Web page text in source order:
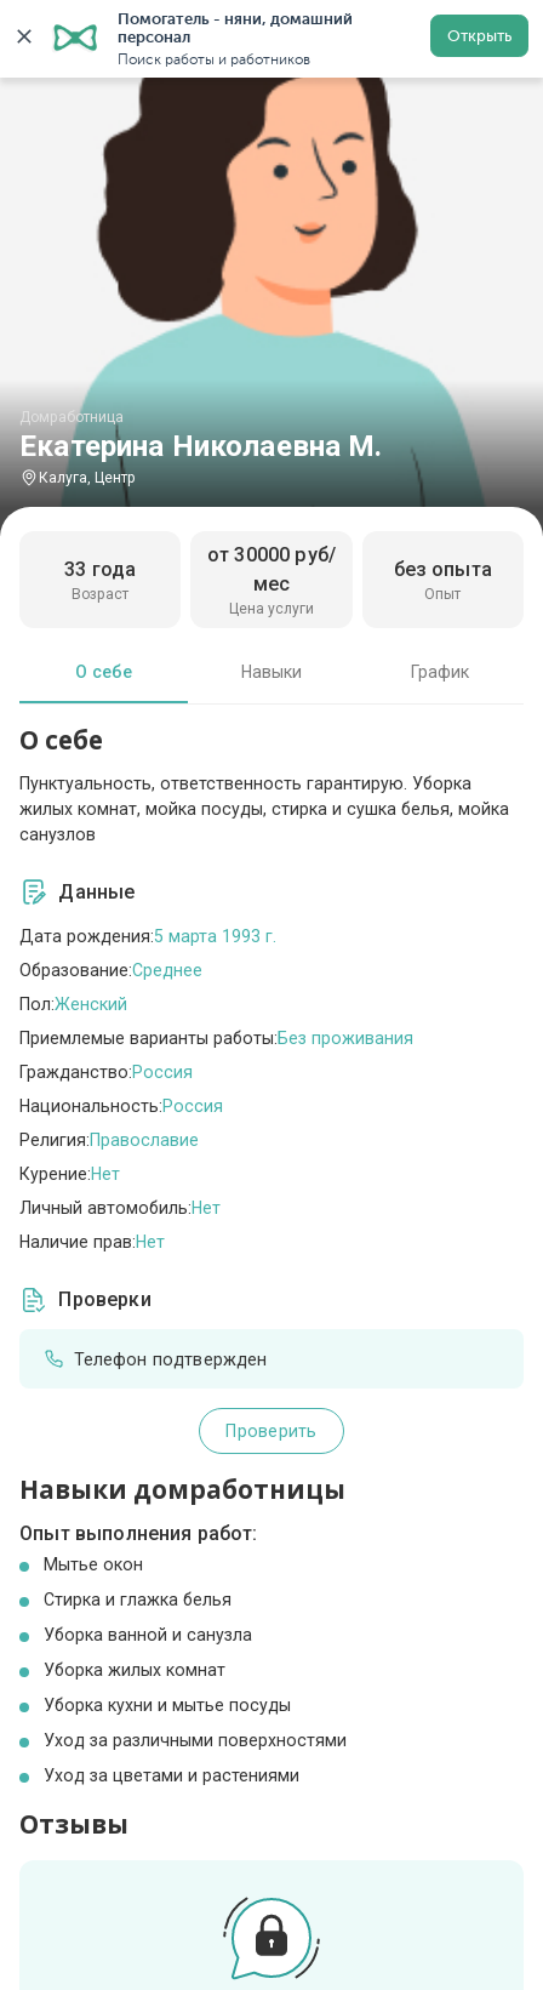
Помогатель - няни, домашний
персонал
Поиск работы и работников
Открыть
Главная Домработницы Домработницы в Калуге
Екатерина Николаевна М.
Домработница
Калуга, Центр
Возраст
33 года
Цена услуги
от 30000 руб/
мес
Опыт
без опыта
О себе Навыки График
О себе
Пунктуальность, ответственность гарантирую. Уборка
жилых комнат, мойка посуды, стирка и сушка белья, мойка
санузлов
Данные
Дата рождения:5 марта 1993 г.
Образование:Среднее
Пол:Женский
Приемлемые варианты работы:Без проживания
Гражданство:Россия
Национальность:Россия
Религия:Православие
Курение:Нет
Личный автомобиль:Нет
Наличие прав:Нет
Проверки
Телефон подтвержден
Проверить
Навыки домработницы
Опыт выполнения работ:
Мытье окон
Стирка и глажка белья
Уборка ванной и санузла
Уборка жилых комнат
Уборка кухни и мытье посуды
Уход за различными поверхностями
Уход за цветами и растениями
Отзывы